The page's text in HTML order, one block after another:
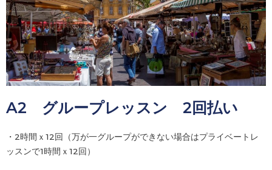
A2 グループレッスン 2回払い
・2時間ｘ12回（万が一グループができない場合はプライベートレ
ッスンで1時間ｘ12回）